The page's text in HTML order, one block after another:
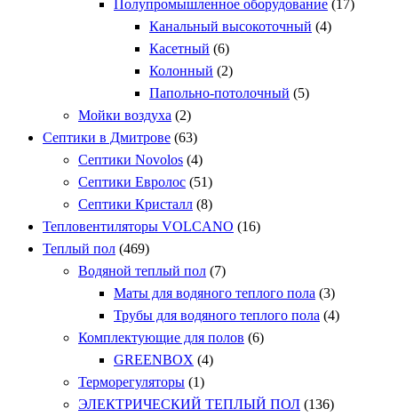
Полупромышленное оборудование (17)
Канальный высокоточный (4)
Касетный (6)
Колонный (2)
Папольно-потолочный (5)
Мойки воздуха (2)
Септики в Дмитрове (63)
Септики Novolos (4)
Септики Евролос (51)
Септики Кристалл (8)
Тепловентиляторы VOLCANO (16)
Теплый пол (469)
Водяной теплый пол (7)
Маты для водяного теплого пола (3)
Трубы для водяного теплого пола (4)
Комплектующие для полов (6)
GREENBOX (4)
Терморегуляторы (1)
ЭЛЕКТРИЧЕСКИЙ ТЕПЛЫЙ ПОЛ (136)